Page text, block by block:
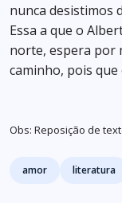
nunca desistimos
Essa a que o
norte, espera por
caminho, pois
Obs: Reposição de
Tags
amor literatura